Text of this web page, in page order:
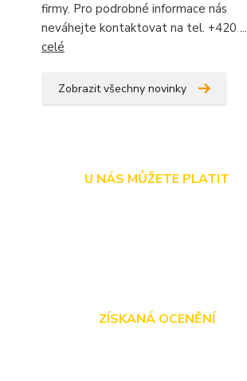
firmy. Pro podrobné informace nás
neváhejte kontaktovat na tel. +420 ...
celé
Zobrazit všechny novinky
U NÁS MŮŽETE PLATIT
ZÍSKANÁ OCENĚNÍ